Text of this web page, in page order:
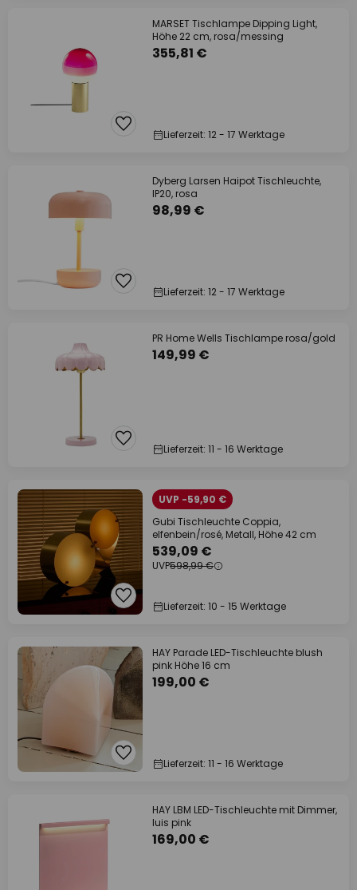
MARSET Tischlampe Dipping Light,
Höhe 22 cm, rosa/messing
355,81 €
Lieferzeit: 12 - 17 Werktage
Dyberg Larsen Haipot Tischleuchte,
IP20, rosa
98,99 €
Lieferzeit: 12 - 17 Werktage
PR Home Wells Tischlampe rosa/gold
149,99 €
Lieferzeit: 11 - 16 Werktage
UVP -59,90 €
Gubi Tischleuchte Coppia,
elfenbein/rosé, Metall, Höhe 42 cm
539,09 €
UVP598,99 €
Lieferzeit: 10 - 15 Werktage
HAY Parade LED-Tischleuchte blush
pink Höhe 16 cm
199,00 €
Lieferzeit: 11 - 16 Werktage
HAY LBM LED-Tischleuchte mit Dimmer,
luis pink
169,00 €